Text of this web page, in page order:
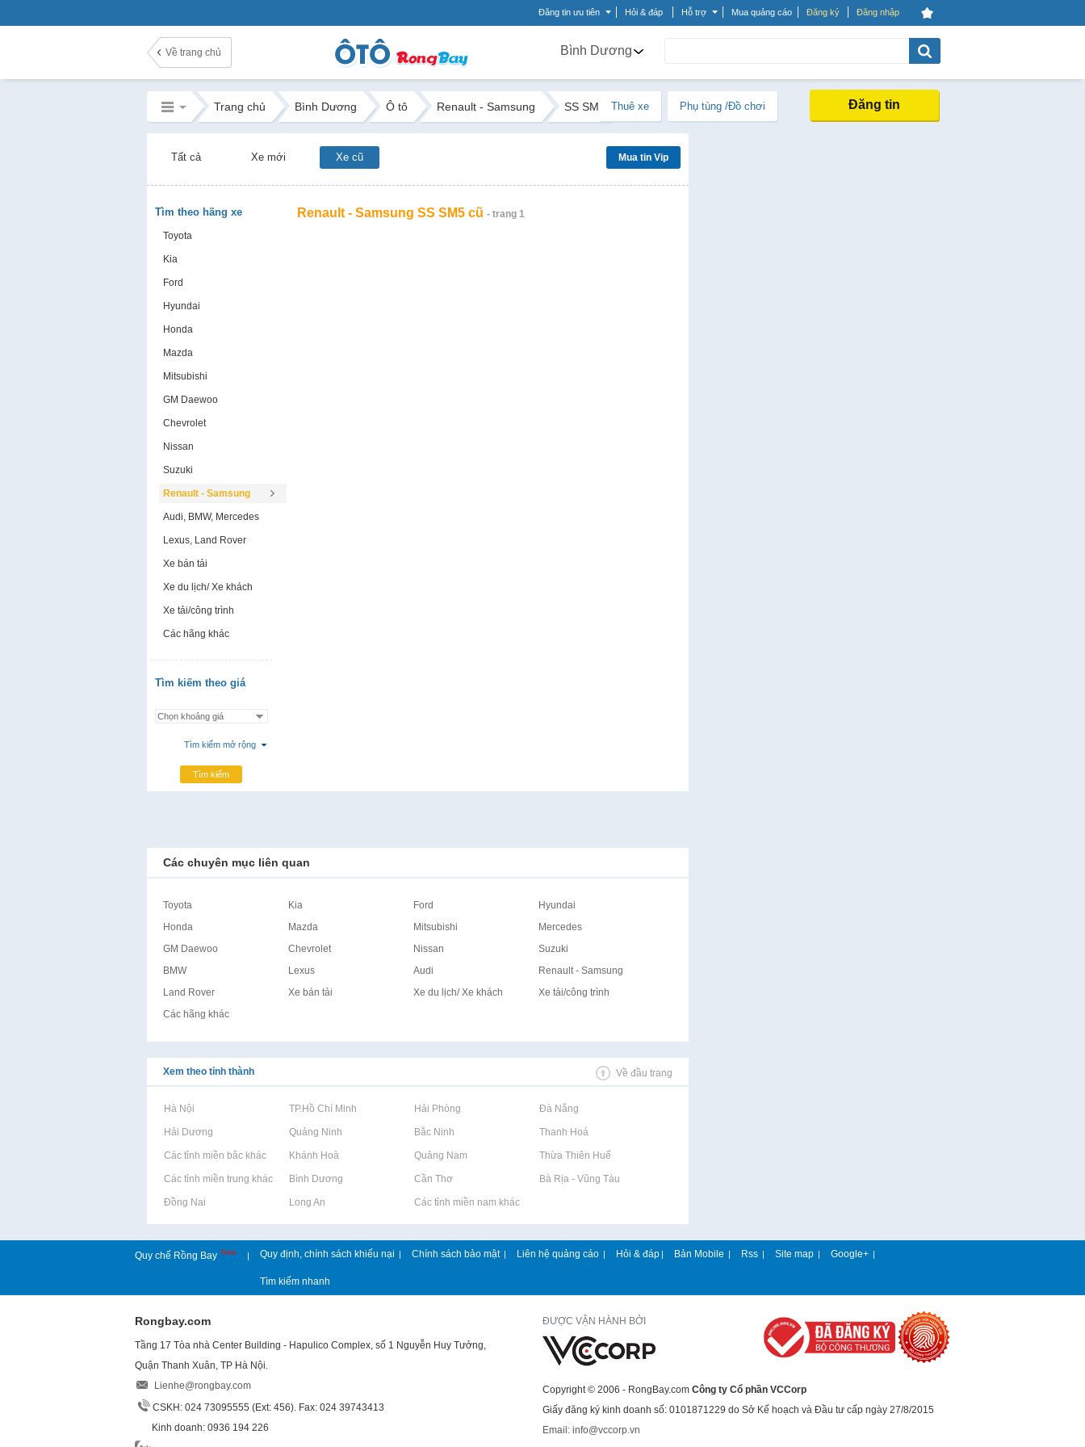
Đăng tin ưu tiên Hỏi & đáp Hỗ trợ Mua quảng cáo Đăng ký Đăng nhập
Về trang chủ Bình Dương
Trang chủ Bình Dương Ô tô Renault - Samsung SS SM5 Thuê xe Phụ tùng /Đồ chơi Đăng tin
Tất cả Xe mới Xe cũ Mua tin Vip
Tìm theo hãng xe
Toyota
Kia
Ford
Hyundai
Honda
Mazda
Mitsubishi
GM Daewoo
Chevrolet
Nissan
Suzuki
Renault - Samsung
Audi, BMW, Mercedes
Lexus, Land Rover
Xe bán tải
Xe du lịch/ Xe khách
Xe tải/công trình
Các hãng khác
Tìm kiếm theo giá
Tìm kiếm mở rộng
Tìm kiếm
Renault - Samsung SS SM5 cũ - trang 1
Các chuyên mục liên quan
Toyota Kia Ford
Hyundai
Honda
Mazda Mitsubishi
Mercedes
GM Daewoo
Chevrolet Nissan
Suzuki
BMW
Lexus Audi
Renault - Samsung
Land Rover
Xe bán tải Xe du lịch/ Xe khách
Xe tải/công trình
Các hãng khác
Xem theo tỉnh thành Về đầu trang
Rao vặt tại Hà Nội Rao vặt tại TP.Hồ Chí Minh Rao vặt tại Hải Phòng Rao vặt tại Đà Nẵng
Rao vặt tại Hải Dương Rao vặt tại Quảng Ninh Rao vặt tại Bắc Ninh Rao vặt tại Thanh Hoá
Rao vặt tại Các tỉnh miền bắc khácRao vặt tại Khánh Hoà Rao vặt tại Quảng Nam Rao vặt tại Thừa Thiên Huế
Rao vặt tại Các tỉnh miền trung khácRao vặt tại Bình Dương Rao vặt tại Cần Thơ Rao vặt tại Bà Rịa - Vũng Tàu
Rao vặt tại Đồng Nai Rao vặt tại Long An Rao vặt tại Các tỉnh miền nam khác
Quy chế Rồng Bay New | Quy định, chính sách khiếu nại | Chính sách bảo mật | Liên hệ quảng cáo | Hỏi & đáp | Bản Mobile | Rss | Site map | Google+ |
Tìm kiếm nhanh
Rongbay.com
Tầng 17 Tòa nhà Center Building - Hapulico Complex, số 1 Nguyễn Huy Tưởng,
Quận Thanh Xuân, TP Hà Nội.
Lienhe@rongbay.com
CSKH: 024 73095555 (Ext: 456). Fax: 024 39743413
Kinh doanh: 0936 194 226
ĐƯỢC VẬN HÀNH BỞI
Copyright © 2006 - RongBay.com Công ty Cổ phần VCCorp
Giấy đăng ký kinh doanh số: 0101871229 do Sở Kế hoạch và Đầu tư cấp ngày 27/8/2015
Email: info@vccorp.vn